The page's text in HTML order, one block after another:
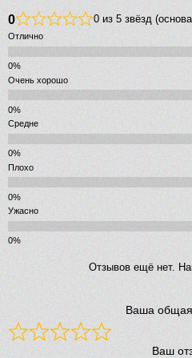
0 0 из 5 звёзд
Отлично
Очень хорошо
Средне
Плохо
Ужасно
Отзывов ещё нет.
Ваша
Ваш